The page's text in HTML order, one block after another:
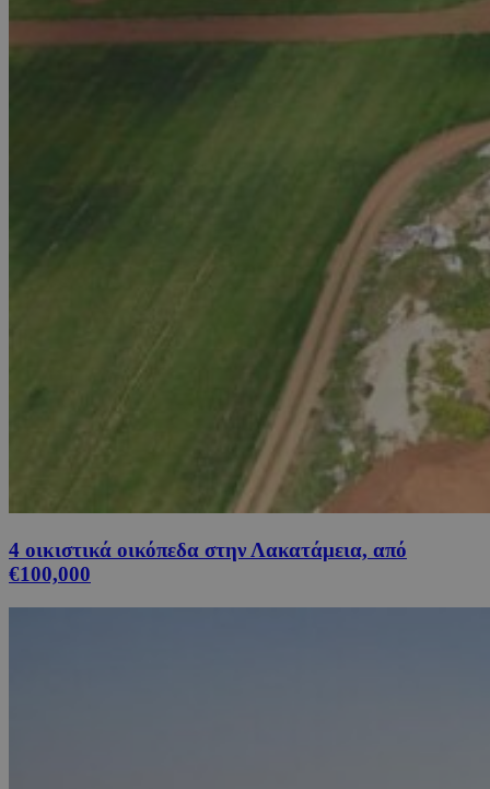
4 οικιστικά οικόπεδα στην Λακατάμεια, από
€100,000